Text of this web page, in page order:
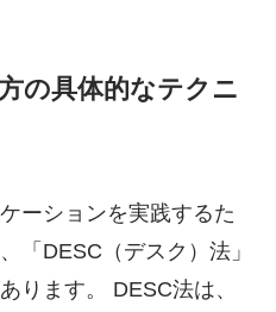
の具体的なテクニ
ーションを実践するた
「DESC（デスク）法」
ります。 DESC法は、